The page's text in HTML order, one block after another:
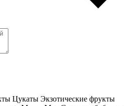
Цукаты Экзотические фрукты